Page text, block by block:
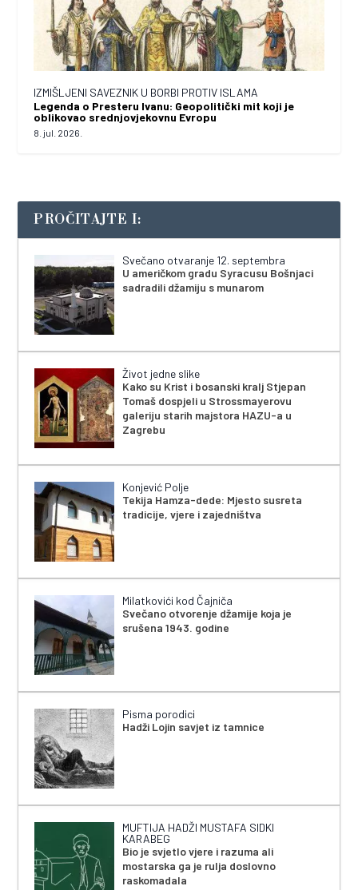
IZMIŠLJENI SAVEZNIK U BORBI PROTIV ISLAMA
Legenda o Presteru Ivanu: Geopolitički mit koji je
oblikovao srednjovjekovnu Evropu
8. jul. 2026.
PROČITAJTE I:
Svečano otvaranje 12. septembra
U američkom gradu Syracusu Bošnjaci
sadradili džamiju s munarom
Život jedne slike
Kako su Krist i bosanski kralj Stjepan
Tomaš dospjeli u Strossmayerovu
galeriju starih majstora HAZU-a u
Zagrebu
Konjević Polje
Tekija Hamza-dede: Mjesto susreta
tradicije, vjere i zajedništva
Milatkovići kod Čajniča
Svečano otvorenje džamije koja je
srušena 1943. godine
Pisma porodici
Hadži Lojin savjet iz tamnice
MUFTIJA HADŽI MUSTAFA SIDKI
KARABEG
Bio je svjetlo vjere i razuma ali
mostarska ga je rulja doslovno
raskomadala